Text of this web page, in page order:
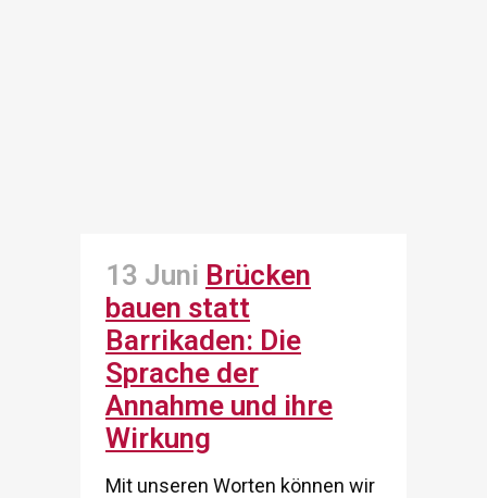
13 Juni Brücken
bauen statt
Barrikaden: Die
Sprache der
Annahme und ihre
Wirkung
Mit unseren Worten können wir